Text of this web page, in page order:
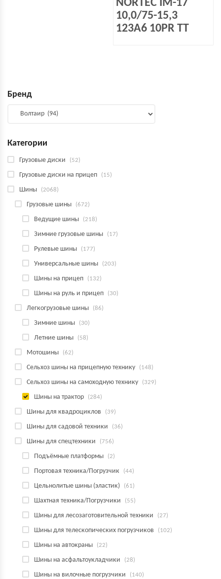
NORTEC IM-17
10,0/75-15,3
123A6 10PR TT
Бренд
Категории
Грузовые диски (52)
Грузовые диски на прицеп (15)
Шины (2068)
Грузовые шины (672)
Ведущие шины (218)
Зимние грузовые шины (17)
Рулевые шины (177)
Универсальные шины (203)
Шины на прицеп (132)
Шины на руль и прицеп (30)
Легкогрузовые шины (86)
Зимние шины (30)
Летние шины (58)
Мотошины (62)
Сельхоз шины на прицепную технику (148)
Сельхоз шины на самоходную технику (329)
Шины на трактор (284)
Шины для квадроциклов (39)
Шины для садовой техники (36)
Шины для спецтехники (756)
Подъёмные платформы (2)
Портовая техника/Погрузчик (44)
Цельнолитые шины (эластик) (61)
Шахтная техника/Погрузчики (55)
Шины для лесозаготовительной техники (27)
Шины для телескопических погрузчиков (102)
Шины на автокраны (22)
Шины на асфальтоукладчики (28)
Шины на вилочные погрузчики (140)